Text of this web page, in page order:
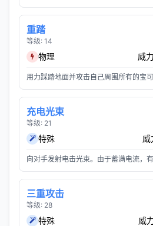
重踏
等级: 14
物理 威
用力踩踏地面并攻击自己周围所有的宝
充电光束
等级: 21
特殊 威
向对手发射电击光束。由于蓄满电流，
三重攻击
等级: 28
特殊 威